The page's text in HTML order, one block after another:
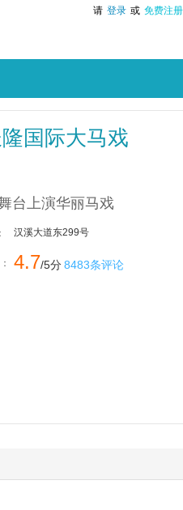
请 登录 或 免费注册
国际大马戏
台上演华丽马戏
汉溪大道东299号
4.7/5分8483条评论